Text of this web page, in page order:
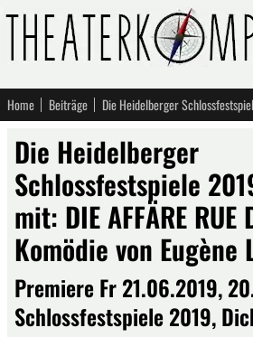
Home Beiträge
Die Heidelberger
Schlossfestspiele
mit: DIE AFFÄRE RUE
Komödie von Eugène
Premiere Fr 21.06.2019,
Schlossfestspiele 2019,